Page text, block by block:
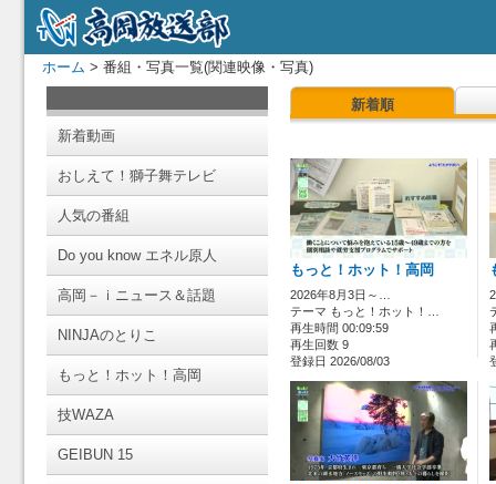
ホーム > 番組・写真一覧(関連映像・写真)
新着動画
おしえて！獅子舞テレビ
人気の番組
Do you know エネル原人
高岡－ｉニュース＆話題
NINJAのとりこ
もっと！ホット！高岡
技WAZA
GEIBUN 15
新着順
もっと！ホット！高岡
2026年8月3日～…
テーマ もっと！ホット！…
再生時間 00:09:59
再生回数 9
登録日 2026/08/03